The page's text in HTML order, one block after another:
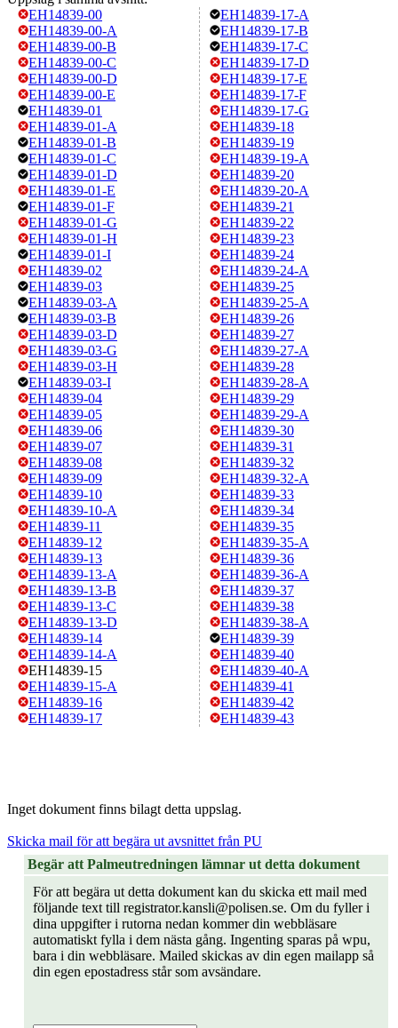
EH14839-00
EH14839-00-A
EH14839-00-B
EH14839-00-C
EH14839-00-D
EH14839-00-E
EH14839-01
EH14839-01-A
EH14839-01-B
EH14839-01-C
EH14839-01-D
EH14839-01-E
EH14839-01-F
EH14839-01-G
EH14839-01-H
EH14839-01-I
EH14839-02
EH14839-03
EH14839-03-A
EH14839-03-B
EH14839-03-D
EH14839-03-G
EH14839-03-H
EH14839-03-I
EH14839-04
EH14839-05
EH14839-06
EH14839-07
EH14839-08
EH14839-09
EH14839-10
EH14839-10-A
EH14839-11
EH14839-12
EH14839-13
EH14839-13-A
EH14839-13-B
EH14839-13-C
EH14839-13-D
EH14839-14
EH14839-14-A
EH14839-15
EH14839-15-A
EH14839-16
EH14839-17
EH14839-17-A
EH14839-17-B
EH14839-17-C
EH14839-17-D
EH14839-17-E
EH14839-17-F
EH14839-17-G
EH14839-18
EH14839-19
EH14839-19-A
EH14839-20
EH14839-20-A
EH14839-21
EH14839-22
EH14839-23
EH14839-24
EH14839-24-A
EH14839-25
EH14839-25-A
EH14839-26
EH14839-27
EH14839-27-A
EH14839-28
EH14839-28-A
EH14839-29
EH14839-29-A
EH14839-30
EH14839-31
EH14839-32
EH14839-32-A
EH14839-33
EH14839-34
EH14839-35
EH14839-35-A
EH14839-36
EH14839-36-A
EH14839-37
EH14839-38
EH14839-38-A
EH14839-39
EH14839-40
EH14839-40-A
EH14839-41
EH14839-42
EH14839-43
Inget dokument finns bilagt detta uppslag.
Skicka mail för att begära ut avsnittet från PU
Begär att Palmeutredningen lämnar ut detta dokument
För att begära ut detta dokument kan du skicka ett mail med
följande text till registrator.kansli@polisen.se. Om du fyller i
dina uppgifter i rutorna nedan kommer din webbläsare
automatiskt fylla i dem nästa gång. Ingenting sparas på wpu,
bara i din webbläsare. Mailed skickas av din egen mailapp så
din egen epostadress står som avsändare.